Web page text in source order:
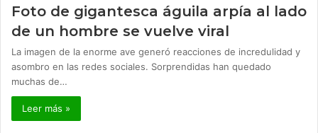
Foto de gigantesca águila arpía al lado
de un hombre se vuelve viral
La imagen de la enorme ave generó reacciones de incredulidad y
asombro en las redes sociales. Sorprendidas han quedado
muchas de…
Leer más »